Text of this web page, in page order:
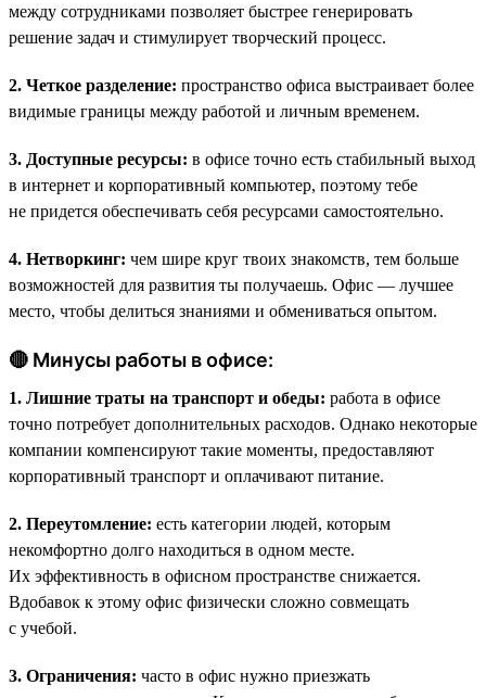
между сотрудниками позволяет быстрее генерировать
решение задач и стимулирует творческий процесс.
2. Четкое разделение: пространство офиса выстраивает более
видимые границы между работой и личным временем.
3. Доступные ресурсы: в офисе точно есть стабильный выход
в интернет и корпоративный компьютер, поэтому тебе
не придется обеспечивать себя ресурсами самостоятельно.
4. Нетворкинг: чем шире круг твоих знакомств, тем больше
возможностей для развития ты получаешь. Офис — лучшее
место, чтобы делиться знаниями и обмениваться опытом.
🔴 Минусы работы в офисе:
1. Лишние траты на транспорт и обеды: работа в офисе
точно потребует дополнительных расходов. Однако некоторые
компании компенсируют такие моменты, предоставляют
корпоративный транспорт и оплачивают питание.
2. Переутомление: есть категории людей, которым
некомфортно долго находиться в одном месте.
Их эффективность в офисном пространстве снижается.
Вдобавок к этому офис физически сложно совмещать
с учебой.
3. Ограничения: часто в офис нужно приезжать